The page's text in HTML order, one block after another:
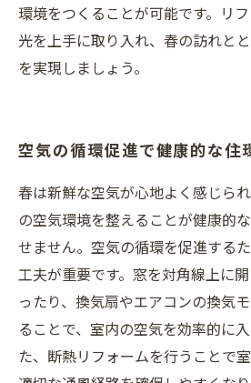
環境をつくることが可能です。リ
光を上手に取り入れ、春の訪れと
を実現しましょう。
空気の循環促進で健康的な住
春は新鮮な空気が心地よく感じら
の空気環境を整えることが健康的
せません。空気の循環を促進する
工夫が重要です。窓を対角線上に
ったり、換気扇やエアコンの換気
ることで、室内の空気を効率的に
た、断熱リフォームを行うことで